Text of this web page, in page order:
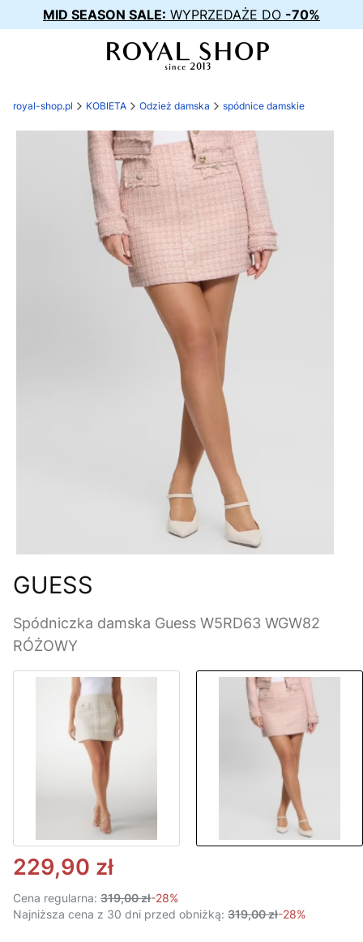
MID SEASON SALE: WYPRZEDAŻE DO -70%
royal-shop.pl KOBIETA Odzież damska spódnice damskie
GUESS
Spódniczka damska Guess W5RD63 WGW82
RÓŻOWY
229,90 zł
Cena regularna: 319,00 zł-28%
Najniższa cena z 30 dni przed obniżką: 319,00 zł-28%